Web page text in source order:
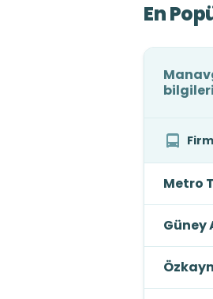
En
Metro
Güney